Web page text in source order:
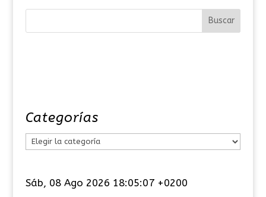
Categorías
e
Sáb, 08 Ago 2026 18:05:07 +0200